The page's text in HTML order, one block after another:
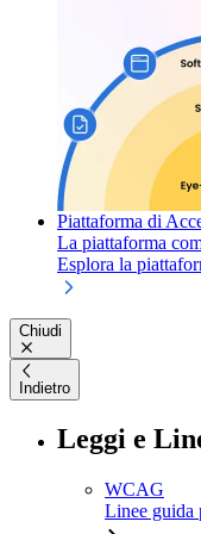
Piattaforma di
La piattaforma
Esplora la
Chiudi
Indietro
Leggi e
WCAG
Linee guida